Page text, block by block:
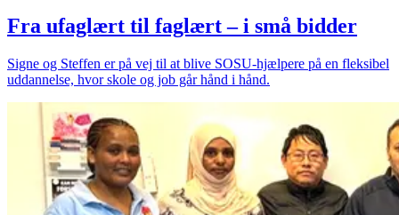
Fra ufaglært til faglært – i små bidder
Signe og Steffen er på vej til at blive SOSU-hjælpere på en fleksibel
uddannelse, hvor skole og job går hånd i hånd.